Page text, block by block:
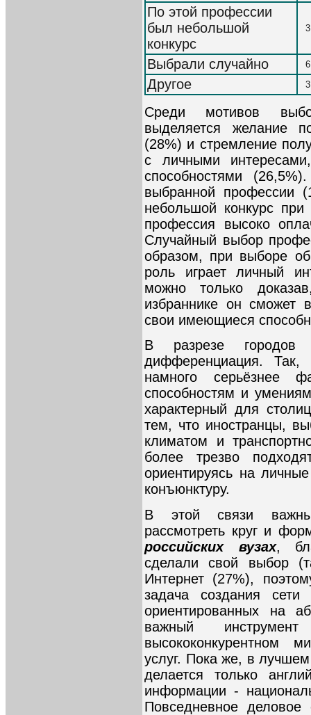
По этой профессии
был небольшой
конкурс
Выбрали случайно
Другое
Среди мотивов
выделяется желание
(28%) и стремление
с личными
способностями
выбранной профессии
небольшой конкурс
профессия высоко
Случайный выбор
образом, при выборе
роль играет личный
можно только
избраннике он сможет
свои имеющиеся
В разрезе городов
дифференциация.
намного серьёзнее
способностям и
характерный для
тем, что иностранцы,
климатом и
более трезво
ориентируясь на
конъюнктуру.
В этой связи
рассмотреть круг и
российских вузах,
сделали свой выбор
Интернет (27%),
задача создания
ориентированных на
важный
высококонкурентном
услуг. Пока же, в
делается только
информации -
Повседневное